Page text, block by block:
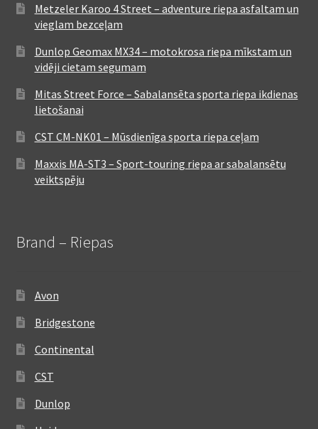
Metzeler Karoo 4 Street – adventure riepa asfaltam un
vieglam bezceļam
Dunlop Geomax MX34 – motokrosa riepa mīkstam un
vidēji cietam segumam
Mitas Street Force – Sabalansēta sporta riepa ikdienas
lietošanai
CST CM-NK01 – Mūsdienīga sporta riepa ceļam
Maxxis MA-ST3 – Sport-touring riepa ar sabalansētu
veiktspēju
Brand – Riepas
Avon
Bridgestone
Continental
CST
Dunlop